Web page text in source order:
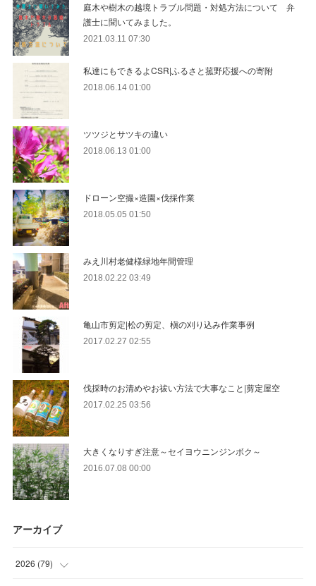
庭木や樹木の越境トラブル問題・対処方法について 弁
護士に聞いてみました。
2021.03.11 07:30
私達にもできるよCSR|ふるさと菰野応援への寄附
2018.06.14 01:00
ツツジとサツキの違い
2018.06.13 01:00
ドローン空撮×造園×伐採作業
2018.05.05 01:50
みえ川村老健様緑地年間管理
2018.02.22 03:49
亀山市剪定|松の剪定、槇の刈り込み作業事例
2017.02.27 02:55
伐採時のお清めやお祓い方法で大事なこと|剪定屋空
2017.02.25 03:56
大きくなりすぎ注意～セイヨウニンジンボク～
2016.07.08 00:00
アーカイブ
2026 (79)